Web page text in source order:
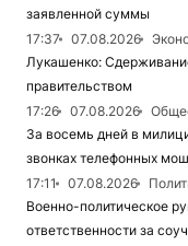
заявленной суммы
17:37
07.08.2026
Лукашенко:
правительством
17:26
07.08.2026
За восемь дней в
звонках телефонных
17:11
07.08.2026
Военно-политическое
ответственности за